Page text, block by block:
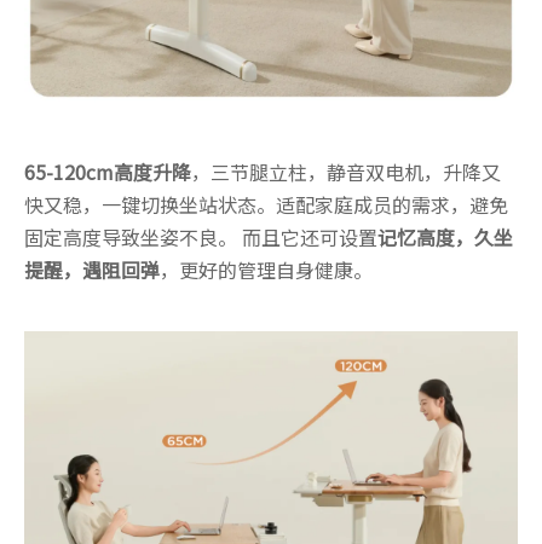
65-120cm高度升降，三节腿立柱，静音双电机，升降又
快又稳，一键切换坐站状态。适配家庭成员的需求，避免
固定高度导致坐姿不良。 而且它还可设置记忆高度，久坐
提醒，遇阻回弹，更好的管理自身健康。